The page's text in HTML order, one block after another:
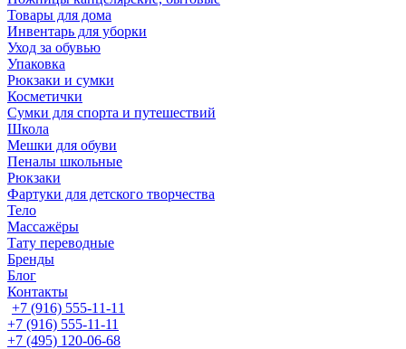
Товары для дома
Инвентарь для уборки
Уход за обувью
Упаковка
Рюкзаки и сумки
Косметички
Сумки для спорта и путешествий
Школа
Мешки для обуви
Пеналы школьные
Рюкзаки
Фартуки для детского творчества
Тело
Массажёры
Тату переводные
Бренды
Блог
Контакты
+7 (916) 555-11-11
+7 (916) 555-11-11
+7 (495) 120-06-68